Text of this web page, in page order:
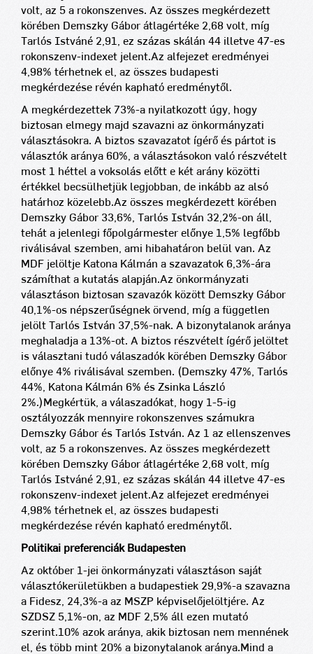
volt, az 5 a rokonszenves. Az összes megkérdezett
körében Demszky Gábor átlagértéke 2,68 volt, míg
Tarlós Istváné 2,91, ez százas skálán 44 illetve 47-es
rokonszenv-indexet jelent.Az alfejezet eredményei ±
4,98% térhetnek el, az összes budapesti
megkérdezése révén kapható eredménytől.
A megkérdezettek 73%-a nyilatkozott úgy, hogy
biztosan elmegy majd szavazni az önkormányzati
választásokra. A biztos szavazatot ígérő és pártot is
választók aránya 60%, a választásokon való részvételt
most 1 héttel a voksolás előtt e két arány közötti
értékkel becsülhetjük legjobban, de inkább az alsó
határhoz közelebb.Az összes megkérdezett körében
Demszky Gábor 33,6%, Tarlós István 32,2%-on áll,
tehát a jelenlegi főpolgármester előnye 1,5% legfőbb
riválisával szemben, ami hibahatáron belül van. Az
MDF jelöltje Katona Kálmán a szavazatok 6,3%-ára
számíthat a kutatás alapján.Az önkormányzati
választáson biztosan szavazók között Demszky Gábor
40,1%-os népszerűségnek örvend, míg a független
jelölt Tarlós István 37,5%-nak. A bizonytalanok aránya
meghaladja a 13%-ot. A biztos részvételt ígérő jelöltet
is választani tudó válaszadók körében Demszky Gábor
előnye 4% riválisával szemben. (Demszky 47%, Tarlós
44%, Katona Kálmán 6% és Zsinka László
2%.) Megkértük, a válaszadókat, hogy 1-5-ig
osztályozzák mennyire rokonszenves számukra
Demszky Gábor és Tarlós István. Az 1 az ellenszenves
volt, az 5 a rokonszenves. Az összes megkérdezett
körében Demszky Gábor átlagértéke 2,68 volt, míg
Tarlós Istváné 2,91, ez százas skálán 44 illetve 47-es
rokonszenv-indexet jelent.Az alfejezet eredményei ±
4,98% térhetnek el, az összes budapesti
megkérdezése révén kapható eredménytől.
Politikai preferenciák Budapesten
Az október 1-jei önkormányzati választáson saját
választókerületükben a budapestiek 29,9%-a szavazna
a Fidesz, 24,3%-a az MSZP képviselőjelöltjére. Az
SZDSZ 5,1%-on, az MDF 2,5% áll ezen mutató
szerint.10% azok aránya, akik biztosan nem mennének
el, és több mint 20% a bizonytalanok aránya.Mind a